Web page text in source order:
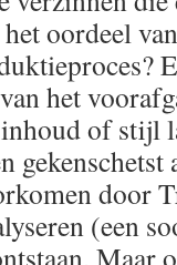
oordeel
het
of stijl
gekenschetst
door
(een
Maar